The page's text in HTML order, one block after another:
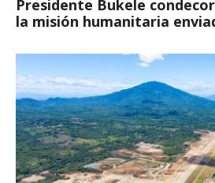
Presidente Bukele
la misión humanitaria